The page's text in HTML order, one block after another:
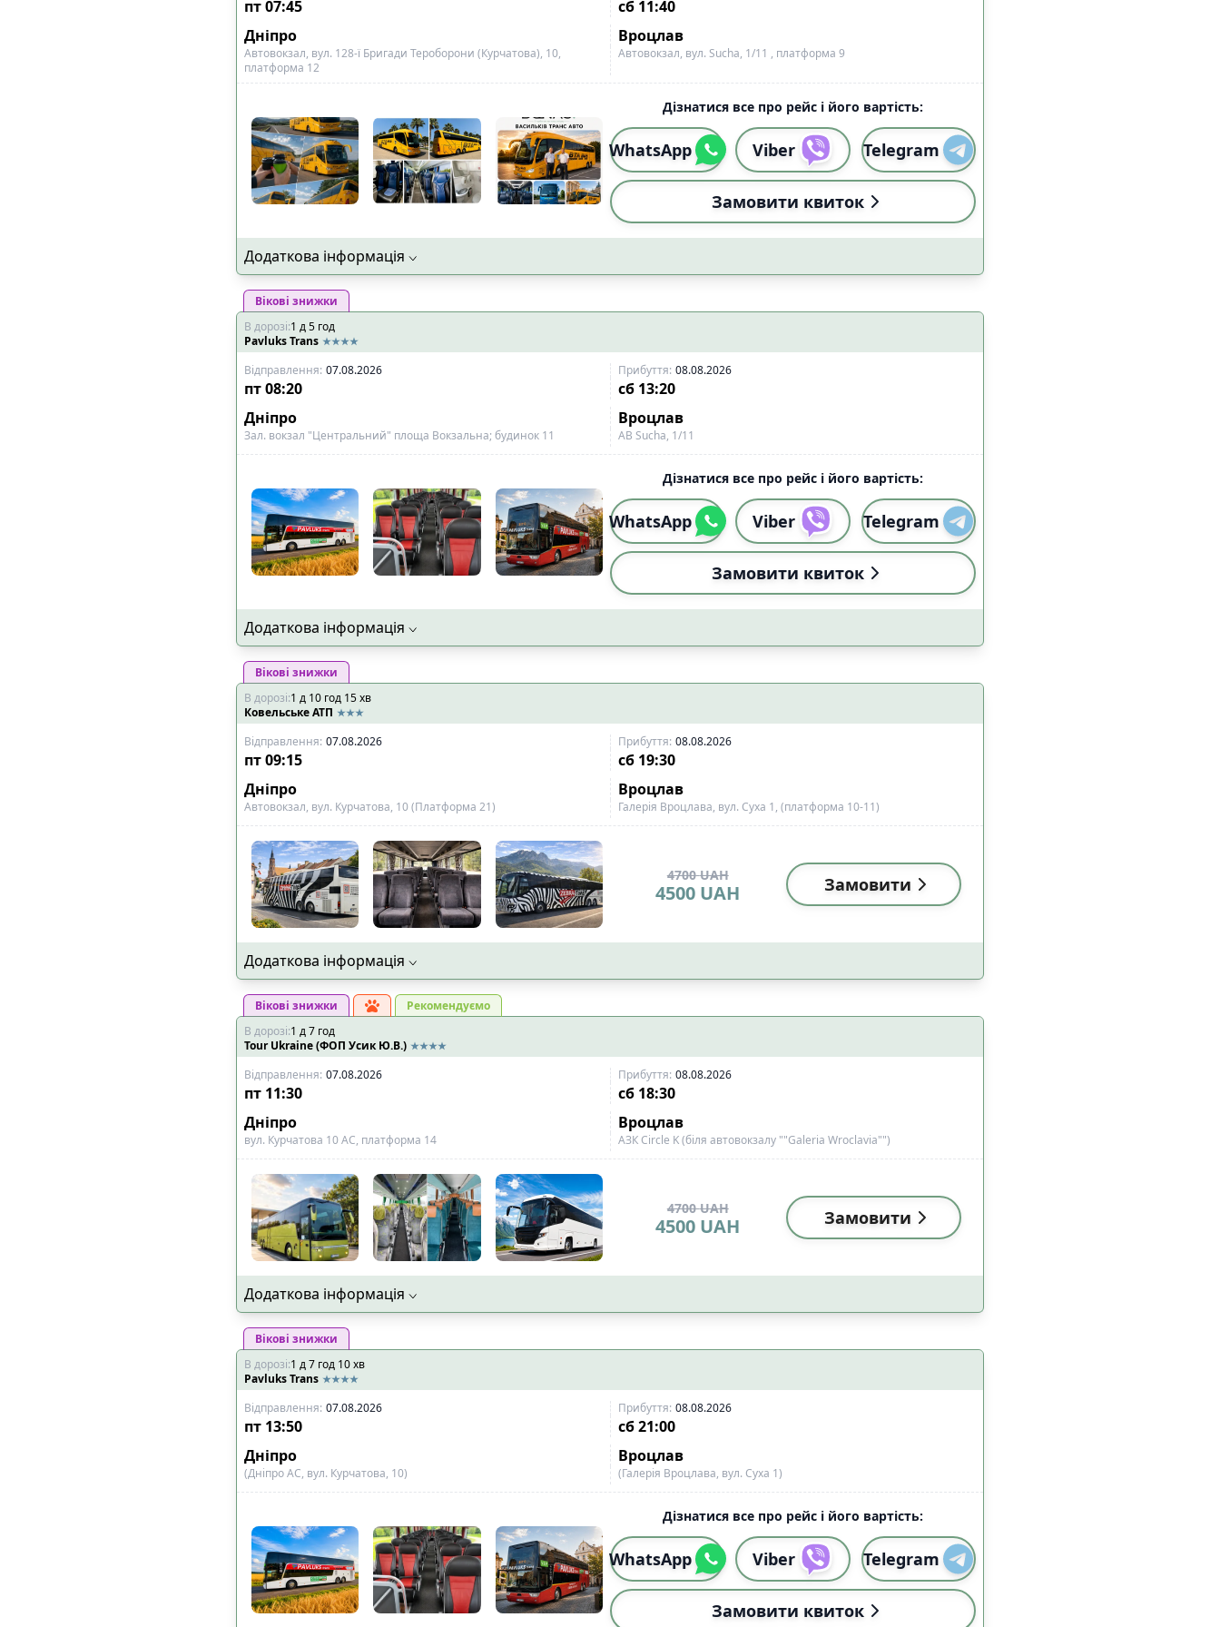
🔌
🔌
📺Телевізор
🎧Особистий мультимедіа екран 0
📡Wi-Fi із стабільним сигналом Starlink
📱Wi-Fi 4G
🧳Особливий багаж:
🚲Місце для велосипеда 3
👶Місце для дитячого візка 4
♿Місце для інвалідного візка 9
Показано всі 11 рейси Скинути Застосувати
пт07:45 сб 11:40
Дніпро
Вроцлав
Автовокзал, вул. 128-ї Бригади Тероборони (Курчатова), 10,
платформа 12
Автовокзал, вул. Sucha, 1/11 , платформа 9
Дізнатися все про рейс і його вартість:
WhatsApp Viber Telegram
Замовити квиток
Додаткова інформація
Вікові знижки
В дорозі:1 д5 год
Pavluks Trans
Відправлення: 07.08.2026 Прибуття: 08.08.2026
пт08:20 сб 13:20
Дніпро
Вроцлав
Зал. вокзал "Центральний" площа Вокзальна; будинок 11 АВ Sucha, 1/11
Дізнатися все про рейс і його вартість:
WhatsApp Viber Telegram
Замовити квиток
Додаткова інформація
Вікові знижки
В дорозі:1 д 10 год 15хв
Ковельське АТП
Відправлення: 07.08.2026 Прибуття: 08.08.2026
пт09:15 сб 19:30
Дніпро
Вроцлав
Автовокзал, вул. Курчатова, 10 (Платформа 21) Галерія Вроцлава, вул. Суха 1, (платформа 10-11)
4700 UAH
4500 UAH Замовити
Додаткова інформація
Вікові знижки
Рекомендуємо
В дорозі:1 д7 год
Tour Ukraine (ФОП Усик Ю.В.)
Відправлення: 07.08.2026 Прибуття: 08.08.2026
пт 11:30 сб 18:30
Дніпро
Вроцлав
вул. Курчатова 10 АС, платформа 14 АЗК Circle K (біля автовокзалу ""Galeria Wroclavia"")
4700 UAH
4500 UAH Замовити
Додаткова інформація
Вікові знижки
В дорозі:1 д7 год 10хв
Pavluks Trans
Відправлення: 07.08.2026 Прибуття: 08.08.2026
пт 13:50 сб 21:00
Дніпро
Вроцлав
(Дніпро АС, вул. Курчатова, 10) (Галерія Вроцлава, вул. Суха 1)
Дізнатися все про рейс і його вартість:
WhatsApp Viber Telegram
Замовити квиток